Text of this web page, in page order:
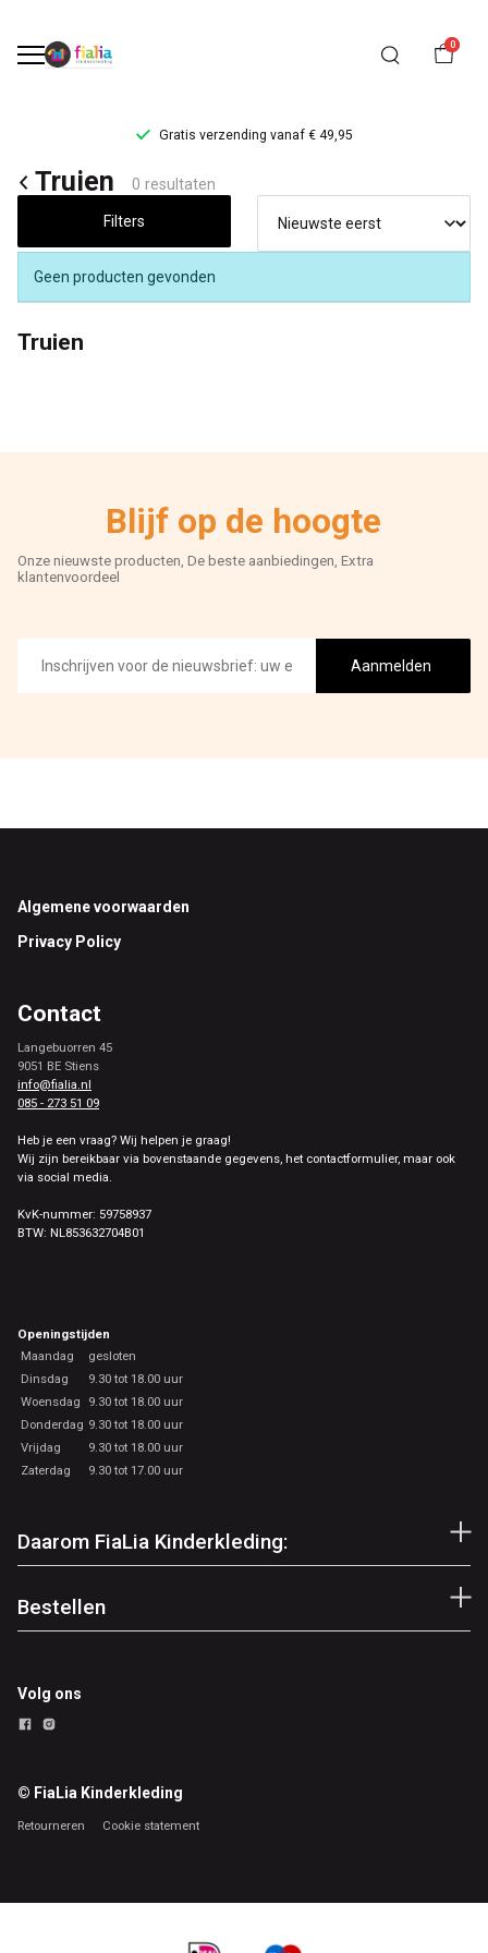
0
Gratis verzending vanaf € 49,95
Truien
FiaLia
Kinderkleding
Truien 0 resultaten
Filters
Geen producten gevonden
Truien
Blijf op de hoogte
Onze nieuwste producten, De beste aanbiedingen, Extra
klantenvoordeel
mailadres
Aanmelden
Footer
Algemene voorwaarden
Privacy Policy
Contact
Langebuorren 45
9051 BE Stiens
info@fialia.nl
085 - 273 51 09
Heb je een vraag? Wij helpen je graag!
Wij zijn bereikbaar via bovenstaande gegevens, het contactformulier, maar ook
via social media.
KvK-nummer: 59758937
BTW: NL853632704B01
Openingstijden
Maandag
gesloten
Dinsdag
9.30 tot 18.00 uur
Woensdag
9.30 tot 18.00 uur
Donderdag 9.30 tot 18.00 uur
Vrijdag
9.30 tot 18.00 uur
Zaterdag
9.30 tot 17.00 uur
Daarom FiaLia Kinderkleding:
Bestellen
Volg ons
© FiaLia Kinderkleding
Retourneren Cookie statement